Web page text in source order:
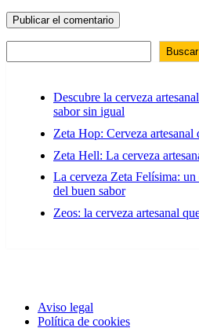
Buscar
Descubre la cerveza
sabor sin igual
Zeta Hop: Cerveza
Zeta Hell: La cerveza
La cerveza Zeta Felísima: un
del buen sabor
Zeos: la cerveza artesanal
Aviso legal
Política de cookies